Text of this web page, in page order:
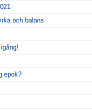
och balans
epok?